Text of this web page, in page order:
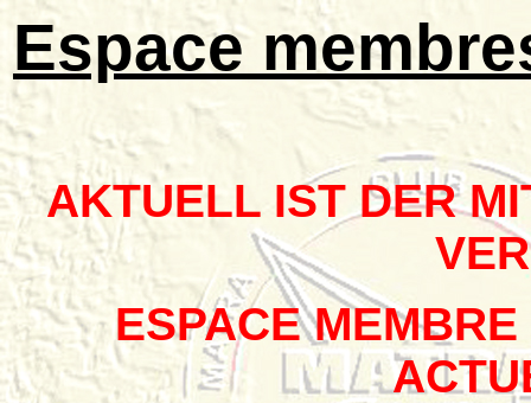
Espace
AKTUELL IST DER
ESPACE